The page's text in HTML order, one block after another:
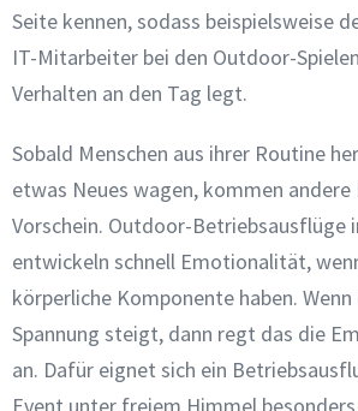
Seite kennen, sodass beispielsweise
IT-Mitarbeiter bei den Outdoor-
Verhalten an den Tag legt.
Sobald Menschen aus ihrer Routine
etwas Neues wagen, kommen
Vorschein. Outdoor-Betriebsausflüge
entwickeln schnell Emotionalität,
körperliche Komponente haben.
Spannung steigt, dann regt das die
an. Dafür eignet sich ein